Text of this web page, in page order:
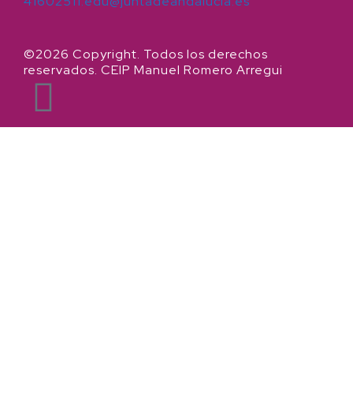
©2026 Copyright. Todos los derechos
reservados. CEIP Manuel Romero Arregui